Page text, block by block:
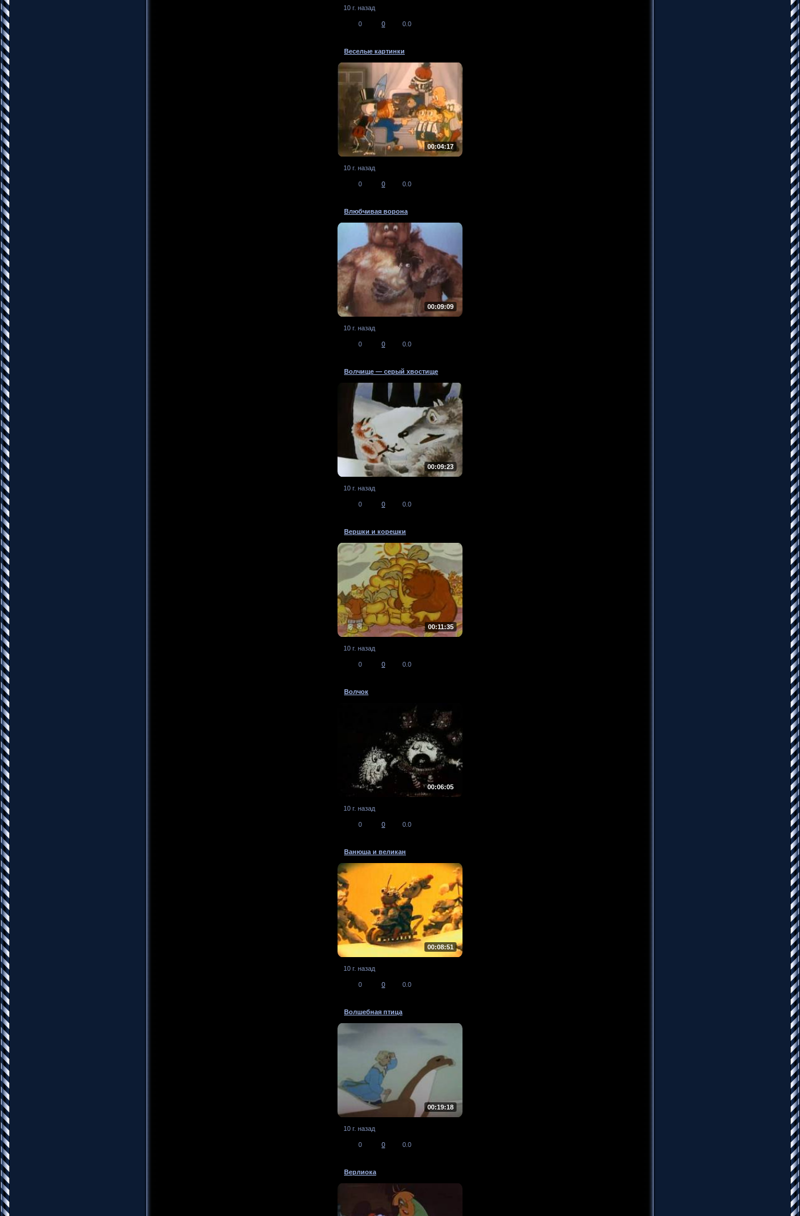
10 г. назад
0 0 0.0
Веселые картинки
00:04:17
10 г. назад
0 0 0.0
Влюбчивая ворона
00:09:09
10 г. назад
0 0 0.0
Волчище — серый хвостище
00:09:23
10 г. назад
0 0 0.0
Вершки и корешки
00:11:35
10 г. назад
0 0 0.0
Волчок
00:06:05
10 г. назад
0 0 0.0
Ванюша и великан
00:08:51
10 г. назад
0 0 0.0
Волшебная птица
00:19:18
10 г. назад
0 0 0.0
Верлиока